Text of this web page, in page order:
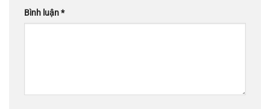
Bình luận*